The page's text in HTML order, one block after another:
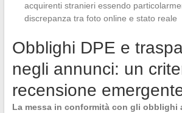
acquirenti stranieri essendo
discrepanza tra foto online e stato reale
Obblighi DPE e
negli annunci: un
recensione
La messa in conformità con gli obblighi